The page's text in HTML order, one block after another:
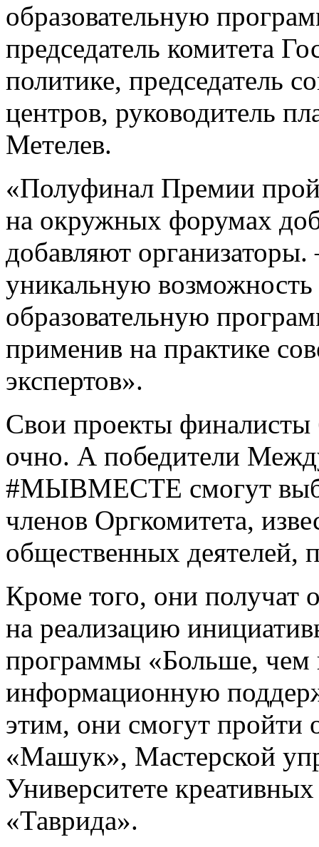
образовательную
председатель комитета
политике, председатель
центров, руководитель
Метелев.
«Полуфинал Премии
на окружных форумах
добавляют
уникальную
образовательную
применив на практике
экспертов».
Свои проекты
очно. А победители
#МЫВМЕСТЕ смогут
членов Оргкомитета,
общественных деятелей,
Кроме того, они получат
на реализацию
программы «Больше, чем
информационную
этим, они смогут пройти
«Машук», Мастерской
Университете
«Таврида».